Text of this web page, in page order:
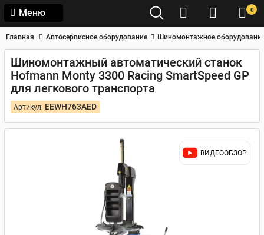
Меню 0
Главная Автосервисное оборудование Шиномонтажное
Шиномонтажный автоматический станок
Hofmann Monty 3300 Racing SmartSpeed GP
для легкового транспорта
Артикул: EEWH763AED
ВИДЕООБЗОР